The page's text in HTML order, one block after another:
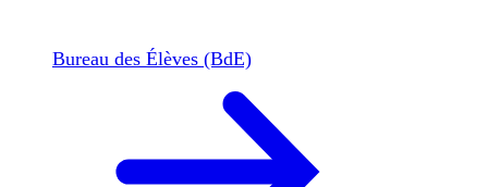
Bureau des Élèves (BdE)